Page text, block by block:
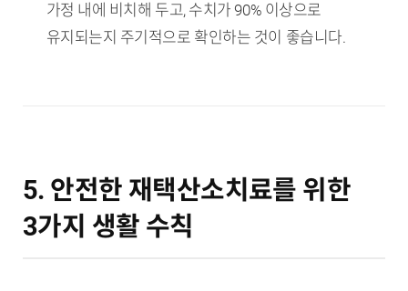
가정 내에 비치해 두고, 수치가 90% 이상으로
유지되는지 주기적으로 확인하는 것이 좋습니다.
5. 안전한 재택산소치료를 위한
3가지 생활 수칙